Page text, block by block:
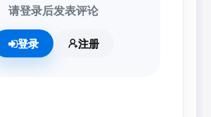
请登录后发表评论
登录 注册